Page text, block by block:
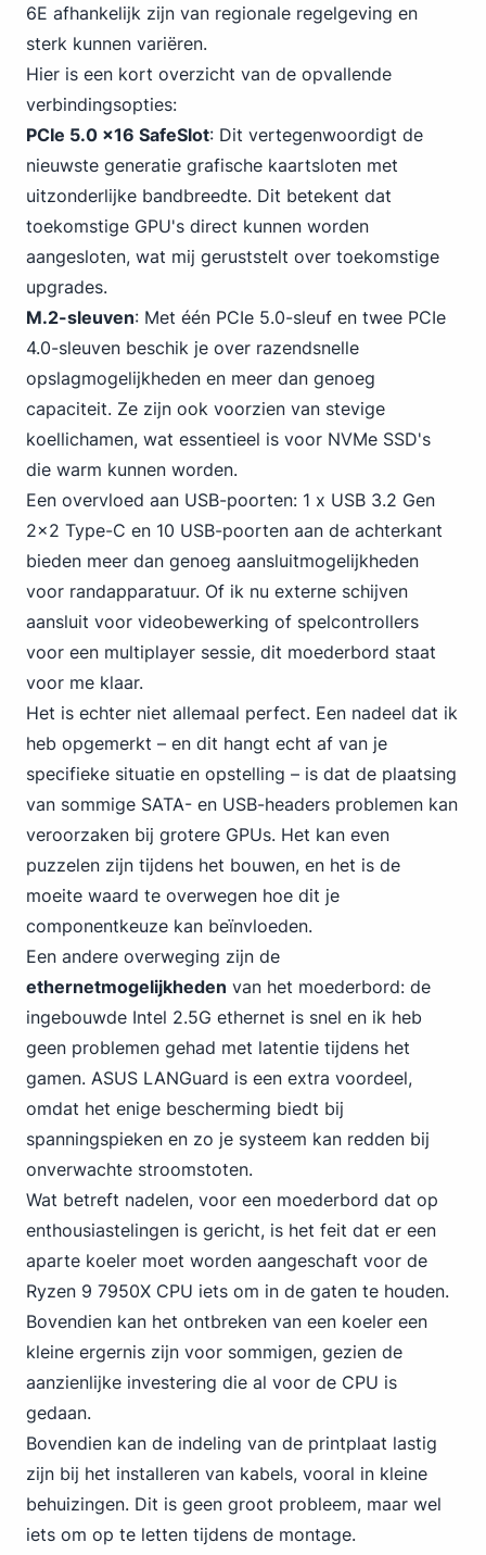
6E afhankelijk zijn van regionale regelgeving en
sterk kunnen variëren.
Hier is een kort overzicht van de opvallende
verbindingsopties:
PCIe 5.0 x16 SafeSlot: Dit vertegenwoordigt de
nieuwste generatie grafische kaartsloten met
uitzonderlijke bandbreedte. Dit betekent dat
toekomstige GPU's direct kunnen worden
aangesloten, wat mij geruststelt over toekomstige
upgrades.
M.2-sleuven: Met één PCIe 5.0-sleuf en twee PCIe
4.0-sleuven beschik je over razendsnelle
opslagmogelijkheden en meer dan genoeg
capaciteit. Ze zijn ook voorzien van stevige
koellichamen, wat essentieel is voor NVMe SSD's
die warm kunnen worden.
Een overvloed aan USB-poorten: 1 x USB 3.2 Gen
2x2 Type-C en 10 USB-poorten aan de achterkant
bieden meer dan genoeg aansluitmogelijkheden
voor randapparatuur. Of ik nu externe schijven
aansluit voor videobewerking of spelcontrollers
voor een multiplayer sessie, dit moederbord staat
voor me klaar.
Het is echter niet allemaal perfect. Een nadeel dat ik
heb opgemerkt – en dit hangt echt af van je
specifieke situatie en opstelling – is dat de plaatsing
van sommige SATA- en USB-headers problemen kan
veroorzaken bij grotere GPUs. Het kan even
puzzelen zijn tijdens het bouwen, en het is de
moeite waard te overwegen hoe dit je
componentkeuze kan beïnvloeden.
Een andere overweging zijn de
ethernetmogelijkheden van het moederbord: de
ingebouwde Intel 2.5G ethernet is snel en ik heb
geen problemen gehad met latentie tijdens het
gamen. ASUS LANGuard is een extra voordeel,
omdat het enige bescherming biedt bij
spanningspieken en zo je systeem kan redden bij
onverwachte stroomstoten.
Wat betreft nadelen, voor een moederbord dat op
enthousiastelingen is gericht, is het feit dat er een
aparte koeler moet worden aangeschaft voor de
Ryzen 9 7950X CPU iets om in de gaten te houden.
Bovendien kan het ontbreken van een koeler een
kleine ergernis zijn voor sommigen, gezien de
aanzienlijke investering die al voor de CPU is
gedaan.
Bovendien kan de indeling van de printplaat lastig
zijn bij het installeren van kabels, vooral in kleine
behuizingen. Dit is geen groot probleem, maar wel
iets om op te letten tijdens de montage.